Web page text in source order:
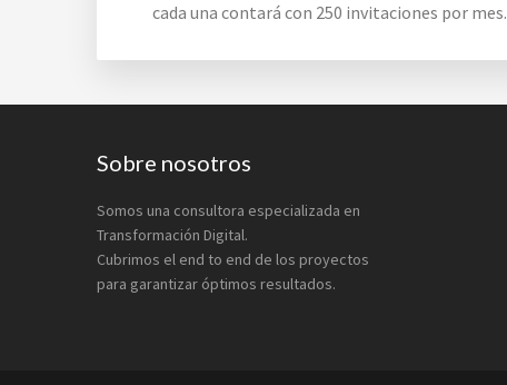
cada una contará con 250 invitaciones por mes.
FooterSobre nosotros
Somos una consultora especializada en
Transformación Digital.
Cubrimos el end to end de los proyectos
para garantizar óptimos resultados.